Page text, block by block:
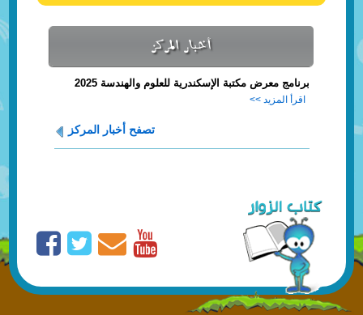
أخبار المركز
برنامج معرض مكتبة الإسكندرية للعلوم والهندسة 2025
اقرأ المزيد >>
تصفح أخبار المركز